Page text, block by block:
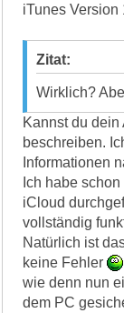
iTunes Version
Zitat:
Wirklich?
Kannst du
beschreiben.
Informationen
Ich habe
iCloud
vollständig
Natürlich ist
keine Fehler
wie denn nun
dem PC